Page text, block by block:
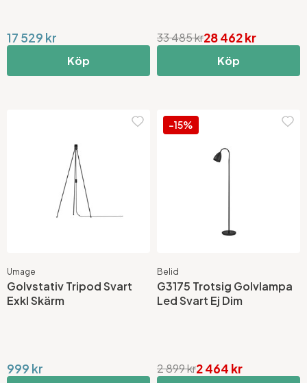
17 529 kr
Köp
28 462 kr
33 485 kr
Köp
Umage
Golvstativ Tripod Svart
Exkl Skärm
999 kr
-15%
Belid
G3175 Trotsig Golvlampa
Led Svart Ej Dim
2 464 kr
2 899 kr